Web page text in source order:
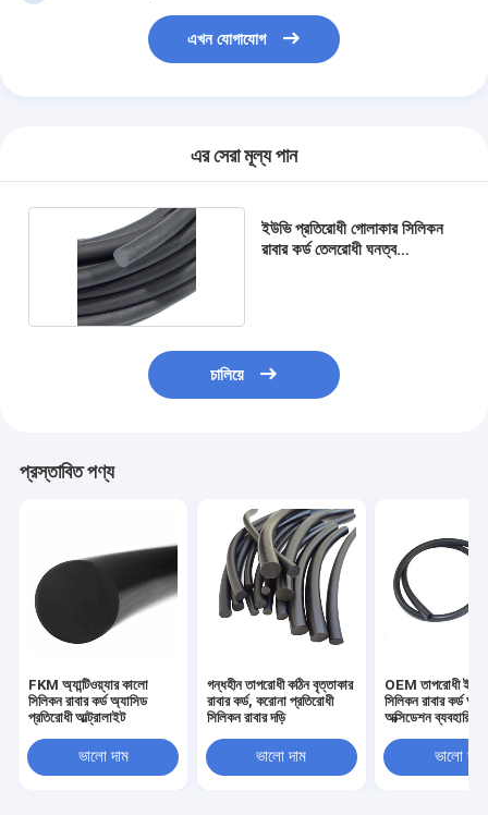
এখন যোগাযোগ
এর সেরা মূল্য পান
ইউভি প্রতিরোধী গোলাকার সিলিকন
রাবার কর্ড তেলরোধী ঘনত্ব
চালিয়ে
প্রস্তাবিত পণ্য
FKM অ্যান্টিওয়্যার কালো
সিলিকন রাবার কর্ড অ্যাসিড
প্রতিরোধী আল্ট্রালাইট
ভালো দাম
গন্ধহীন তাপরোধী কঠিন বৃত্তাকার
রাবার কর্ড, করোনা প্রতিরোধী
সিলিকন রাবার দড়ি
ভালো দাম
OEM তাপরোধী
সিলিকন রাবার কর্ড
অক্সিডেশন ব্যবহারিক
ভালো দাম